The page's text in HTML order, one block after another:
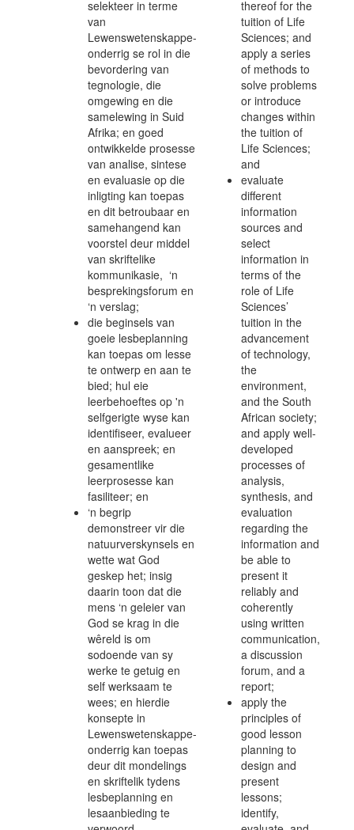
selekteer in terme
van
Lewenswetenskappe-
onderrig se rol in die
bevordering van
tegnologie, die
omgewing en die
samelewing in Suid
Afrika; en goed
ontwikkelde prosesse
van analise, sintese
en evaluasie op die
inligting kan toepas
en dit betroubaar en
samehangend kan
voorstel deur middel
van skriftelike
kommunikasie, ‘n
besprekingsforum en
‘n verslag;
die beginsels van
goeie lesbeplanning
kan toepas om lesse
te ontwerp en aan te
bied; hul eie
leerbehoeftes op 'n
selfgerigte wyse kan
identifiseer, evalueer
en aanspreek; en
gesamentlike
leerprosesse kan
fasiliteer; en
‘n begrip
demonstreer vir die
natuurverskynsels en
wette wat God
geskep het; insig
daarin toon dat die
mens ‘n geleier van
God se krag in die
wêreld is om
sodoende van sy
werke te getuig en
self werksaam te
wees; en hierdie
konsepte in
Lewenswetenskappe-
onderrig kan toepas
deur dit mondelings
en skriftelik tydens
lesbeplanning en
lesaanbieding te
thereof for the
tuition of Life
Sciences; and
apply a series
of methods to
solve problems
or introduce
changes within
the tuition of
Life Sciences;
and
evaluate
different
information
sources and
select
information in
terms of the
role of Life
Sciences’
tuition in the
advancement
of technology,
the
environment,
and the South
African society;
and apply well-
developed
processes of
analysis,
synthesis, and
evaluation
regarding the
information and
be able to
present it
reliably and
coherently
using written
communication,
a discussion
forum, and a
report;
apply the
principles of
good lesson
planning to
design and
present
lessons;
identify,